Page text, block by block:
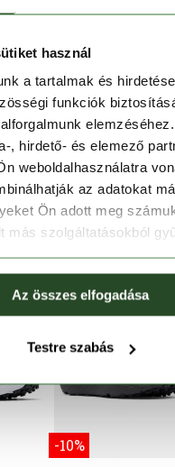
használ
a tartalmak és
funkciók
, hirdető- és elemező
weboldalhasználatra
az adatokat
Ön adott meg
más szolgáltatásokból
Az összes elfogadása
Testre szabás
szállítás
15 000 Ft felett
-10%